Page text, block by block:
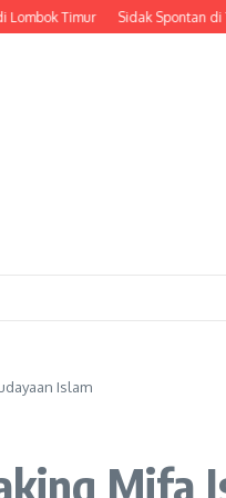
Timur Sidak Spontan di Tengah
Islam
Mifa